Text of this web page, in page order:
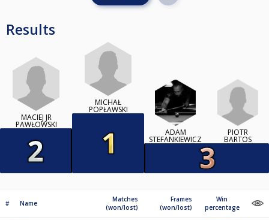
Results
MACIEJ JR
PAWŁOWSKI
MICHAŁ
POPŁAWSKI
ADAM
STEFANKIEWICZ
PIOTR
BARTOS
# Name
Matches
(won/lost)
Frames
(won/lost)
Win
percentage